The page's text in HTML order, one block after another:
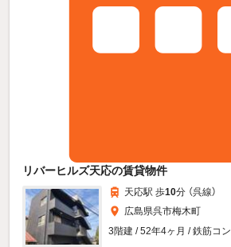
リバーヒルズ天応の賃貸物件
天応駅 歩10分 （呉線）
広島県呉市梅木町
3階建 / 52年4ヶ月 / 鉄筋コン